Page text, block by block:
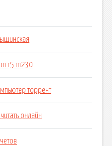
r5 m230
торрент
онлайн